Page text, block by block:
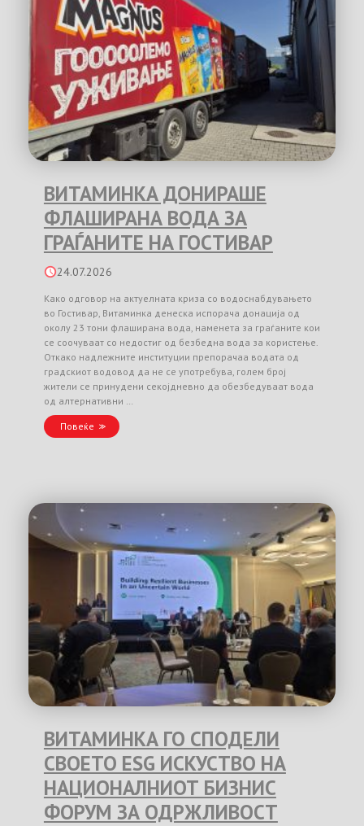
ВИТАМИНКА ДОНИРАШЕ
ФЛАШИРАНА ВОДА ЗА
ГРАЃАНИТЕ НА ГОСТИВАР
24.07.2026
Како одговор на актуелната криза со водоснабдувањето
во Гостивар, Витаминка денеска испорача донација од
околу 23 тони флаширана вода, наменета за граѓаните кои
се соочуваат со недостиг од безбедна вода за користење.
Откако надлежните институции препорачаа водата од
градскиот водовод да не се употребува, голем број
жители се принудени секојдневно да обезбедуваат вода
од алтернативни …
Повеќе
ВИТАМИНКА ГО СПОДЕЛИ
СВОЕТО ESG ИСКУСТВО НА
НАЦИОНАЛНИОТ БИЗНИС
ФОРУМ ЗА ОДРЖЛИВОСТ